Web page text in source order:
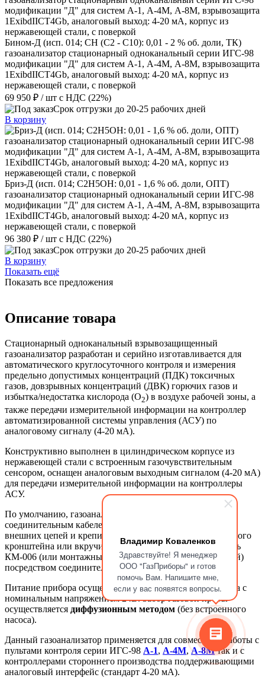
Владимир Коваленков
Здравствуйте! Я менеджер
ООО "ГазПриборы" и готов
помочь Вам. Напишите мне,
если у вас появятся вопросы.
Бином-Д (исп. 014; CH (C2 - C10): 0,01 - 2 % об. доли, ТК)
газоанализатор стационарный одноканальный серии ИГС-98
модификации "Д" для систем А-1, А-4М, А-8М, взрывозащита
1ExibdIICT4Gb, аналоговый выход: 4-20 мА, корпус из
нержавеющей стали, с поверкой
69 950 ₽ / шт с НДС (22%)
Срок отгрузки до 20-25 рабочих дней
В корзину
Бриз-Д (исп. 014; C2H5ОН: 0,01 - 1,6 % об. доли, ОПТ)
газоанализатор стационарный одноканальный серии ИГС-98
модификации "Д" для систем А-1, А-4М, А-8М, взрывозащита
1ExibdIICT4Gb, аналоговый выход: 4-20 мА, корпус из
нержавеющей стали, с поверкой
96 380 ₽ / шт с НДС (22%)
Срок отгрузки до 20-25 рабочих дней
В корзину
Показать ещё
Показать все предложения
Описание товара
Стационарный одноканальный взрывозащищенный
газоанализатор разработан и серийно изготавливается для
автоматического круглосуточного контроля и измерения
предельно допустимых концентраций (ПДК) токсичных
газов, довзрывных концентраций (ДВК) горючих газов и
избытка/недостатка кислорода (O2) в воздухе рабочей зоны, а
также передачи измерительной информации на контроллер
автоматизированной системы управления (АСУ) по
аналоговому сигналу (4-20 мА).
Конструктивно выполнен в цилиндрическом корпусе из
нержавеющей стали с встроенным газочувствительным
сенсором, оснащен аналоговым выходным сигналом (4-20 мА)
для передачи измерительной информации на контроллеры
АСУ.
По умолчанию, газоанализатор поставляется с
соединительным кабелем длиной 1,7 м для коммутации
внешних цепей и крепится на стену с помощью монтажного
кронштейна или вкручивается в коммутационный модуль
КМ-006 (или монтажные коробки других производителей)
посредством соединительной резъбы.
Питание прибора осуществляется от внешнего источника с
номинальным напряжением 24В. Забор газовой пробы
осуществляется диффузионным методом (без встроенного
насоса).
Данный газоанализатор применяется для совместной работы с
пультами контроля серии ИГС-98 А-1, А-4М,А-8Мтак и с
контроллерами стороннего производства поддерживающими
аналоговый интерфейс (стандарт 4-20 мА).